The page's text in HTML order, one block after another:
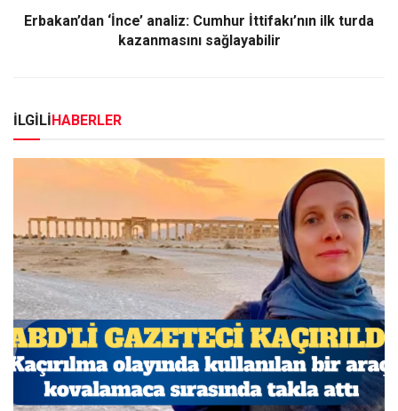
Erbakan’dan ‘İnce’ analiz: Cumhur İttifakı’nın ilk turda
kazanmasını sağlayabilir
İLGİLİHABERLER